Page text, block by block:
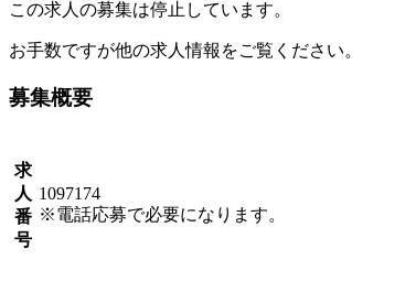
この求人の募集は停止しています。
お手数ですが他の求人情報をご覧ください。
募集概要
求
人
番
号
1097174
※電話応募で必要になります。